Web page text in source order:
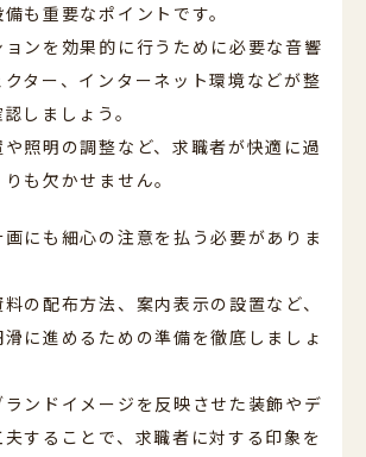
も重要なポイントです。
ンを効果的に行うために必要な音響
ター、インターネット環境などが整
しましょう。
照明の調整など、求職者が快適に過
も欠かせません。
にも細心の注意を払う必要がありま
の配布方法、案内表示の設置など、
に進めるための準備を徹底しましょ
ランドイメージを反映させた装飾やデ
することで、求職者に対する印象を